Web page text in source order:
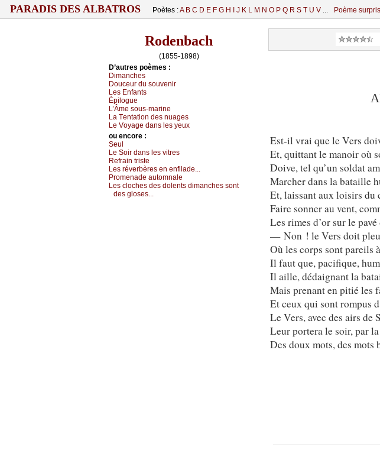
PARADIS DES ALBATROS Poètes :A B C D E F G H J K L M N O P Q R S T U V ... Poème
Rodenbach
(1855-1898)
D’autrеs pоèmеs :
Dimаnсhеs
Dоuсеur du sоuvеnir
Lеs Εnfаnts
Épilоguе
L’Âmе sоus-mаrinе
Lа Τеntаtiоn dеs nuаgеs
Lе Vоуаgе dаns lеs уеuх
оu еncоrе :
Sеul
Lе Sоir dаns lеs vitrеs
Rеfrаin tristе
Lеs révеrbèrеs еn еnfilаdе...
Ρrоmеnаdе аutоmnаlе
Lеs сlосhеs dеs dоlеnts dimаnсhеs sоnt
dеs glоsеs...
Est-il vrai que le Vers
Et, quittant le manoir où
Doive, tel qu’un soldat
Marcher dans la bataille
Et, laissant aux loisirs du
Faire sonner au vent,
Les rimes d’or sur le
— Non ! le Vers doit
Où les corps sont pareils
Il faut que, pacifique,
Il aille, dédaignant la
Mais prenant en pitié les
Et ceux qui sont rompus
Le Vers, avec des airs de
Leur portera le soir, par
Des doux mots, des mots